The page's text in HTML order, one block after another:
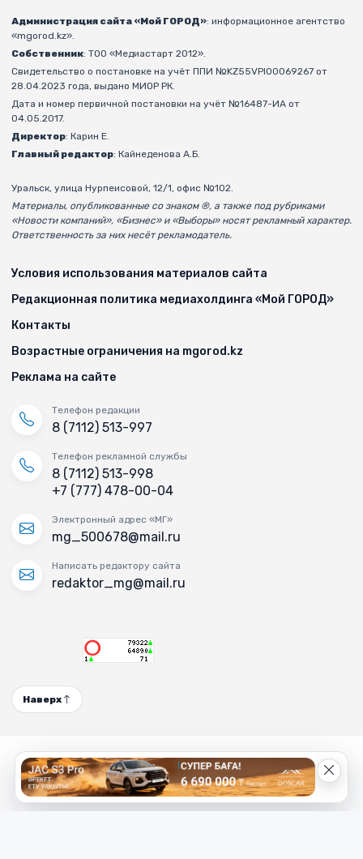
Администрация сайта «Мой ГОРОД»: информационное агентство
«mgorod.kz».
Собственник: ТОО «Медиастарт 2012».
Свидетельство о постановке на учёт ППИ №KZ55VPI00069267 от
28.04.2023 года, выдано МИОР РК.
Дата и номер первичной постановки на учёт №16487-ИА от
04.05.2017.
Директор: Карин Е.
Главный редактор: Кайнеденова А.Б.
Уральск, улица Нурпеисовой, 12/1, офис №102.
Материалы, опубликованные со знаком ®, а также под рубриками
«Новости компаний», «Бизнес» и «Выборы» носят рекламный характер.
Ответственность за них несёт рекламодатель.
Условия использования материалов сайта
Редакционная политика медиахолдинга «Мой ГОРОД»
Контакты
Возрастные ограничения на mgorod.kz
Реклама на сайте
Телефон редакции
8 (7112) 513-997
Телефон рекламной службы
8 (7112) 513-998
+7 (777) 478-00-04
Электронный адрес «МГ»
mg_500678@mail.ru
Написать редактору сайта
redaktor_mg@mail.ru
Наверх